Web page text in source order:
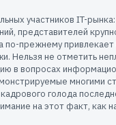
участников IT-
представителей
по-прежнему
Нельзя не отметить
в вопросах
многими
голода
на этот факт, как